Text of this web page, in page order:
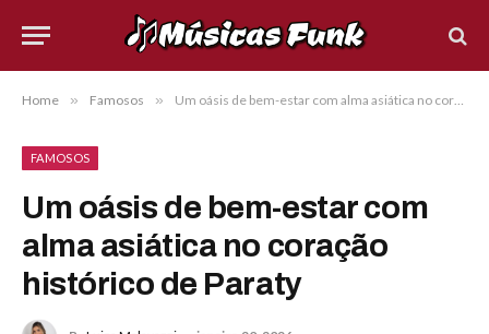
Home » Famosos » Um oásis de bem-estar com alma asiática no coração histórico de Paraty
FAMOSOS
Um oásis de bem-estar com
alma asiática no coração
histórico de Paraty